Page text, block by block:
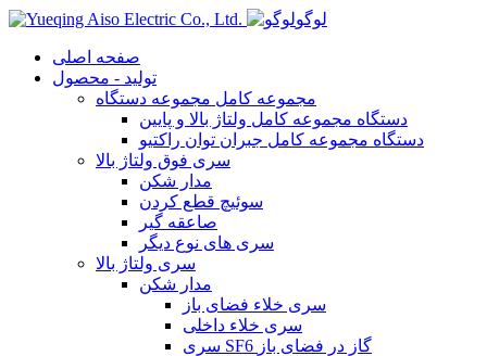
لوگو
صفحه اصلی
تولید - محصول
مجموعه کامل مجموعه دستگاه
دستگاه مجموعه کامل ولتاژ بالا و پایین
دستگاه مجموعه کامل جبران توان راکتیو
سری فوق ولتاژ بالا
مدار شکن
سوئیچ قطع کردن
صاعقه گیر
سری های نوع دیگر
سری ولتاژ بالا
مدار شکن
سری خلاء فضای باز
سری خلاء داخلی
سری SF6 گاز در فضای باز